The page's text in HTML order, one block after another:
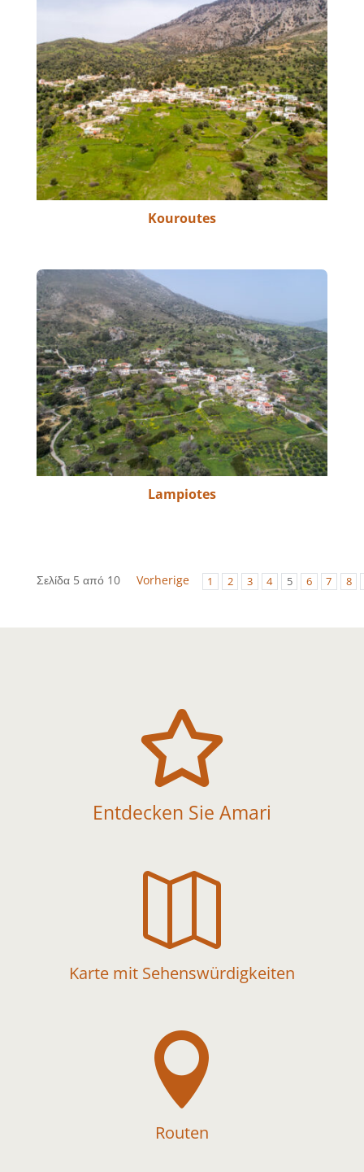
Kouroutes
Lampiotes
Σελίδα 5 από 10 Vorherige 1 2 3 4 5 6 7 8

Entdecken Sie Amari

Karte mit Sehenswürdigkeiten

Routen